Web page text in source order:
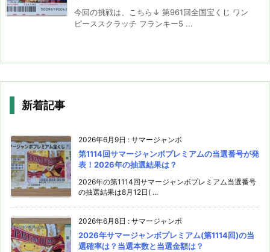
今回の挑戦は、こちら↓ 第961回全国宝くじ ワン
ピーススクラッチ フランキー5 ...
新着記事
2026年6月9日 : サマージャンボ
第1114回サマージャンボプレミアムの当選番号が発
表！2026年の抽選結果は？
2026年の第1114回サマージャンボプレミアム当選番号
の抽選結果は8月12日( ...
2026年6月8日 : サマージャンボ
2026年サマージャンボプレミアム(第1114回)の当
選確率は？当選本数と当選金額は？